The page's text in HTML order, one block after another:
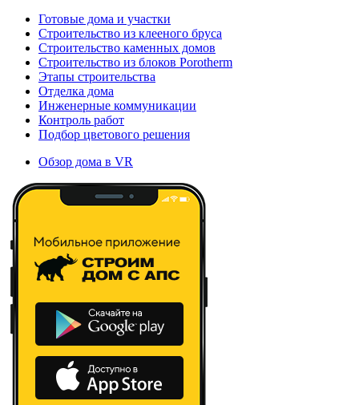
Готовые дома и участки
Строительство из клееного бруса
Строительство каменных домов
Строительство из блоков Porotherm
Этапы строительства
Отделка дома
Инженерные коммуникации
Контроль работ
Подбор цветового решения
Обзор дома в VR